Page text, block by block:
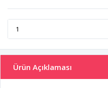
Ürün Açıklaması